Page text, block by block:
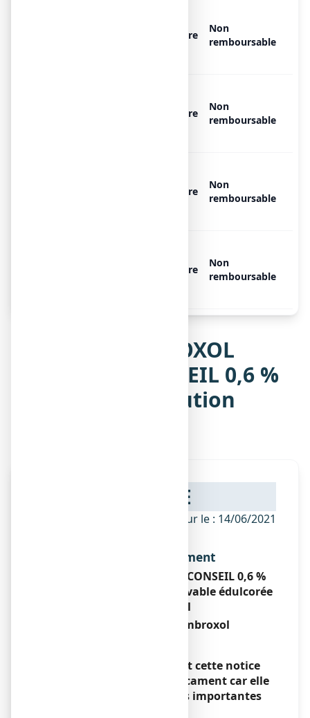
Libre
Non
remboursable
Libre
Non
remboursable
Libre
Non
remboursable
Libre
Non
remboursable
Notice de AMBROXOL
BIOGARAN CONSEIL 0,6 %
SANS SUCRE, solution
NOTICE
ANSM - Mis à jour le : 14/06/2021
Dénomination du médicament
AMBROXOL BIOGARAN CONSEIL 0,6 %
SANS SUCRE, solution buvable édulcorée
au sorbitol
Chlorhydrate d’ambroxol
Veuillez lire attentivement cette notice
avant de prendre ce médicament car elle
contient des informations importantes